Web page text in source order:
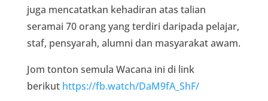
juga mencatatkan kehadiran atas talian
seramai 70 orang yang terdiri daripada pelajar,
staf, pensyarah, alumni dan masyarakat awam.
Jom tonton semula Wacana ini di link
berikut https://fb.watch/DaM9fA_ShF/